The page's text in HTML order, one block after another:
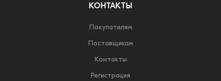
КОНТАКТЫ
Покупателям
Поставщикам
Контакты
Регистрация